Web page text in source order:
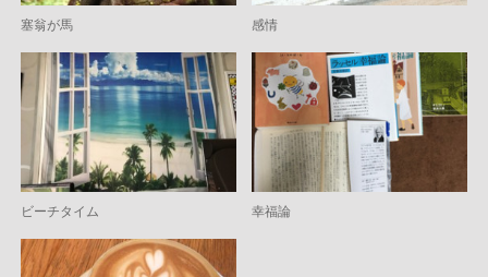
塞翁が馬 感情
ビーチタイム 幸福論